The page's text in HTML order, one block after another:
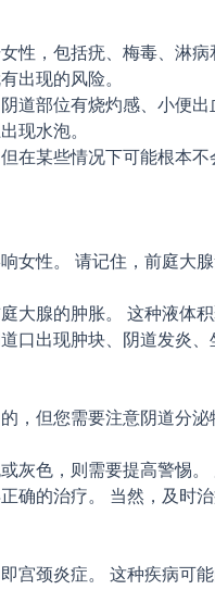
性，包括疣、梅毒、淋
出现的风险。
道部位有烧灼感、小便
现水泡。
在某些情况下可能根本
女性。 请记住，前庭大
大腺的肿胀。 这种液体积
口出现肿块、阴道发炎
，但您需要注意阴道分
灰色，则需要提高警惕
确的治疗。 当然，及时治
宫颈炎症。 这种疾病可